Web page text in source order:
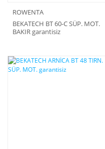
ROWENTA
BEKATECH BT 60-C SÜP. MOT.
BAKIR garantisiz